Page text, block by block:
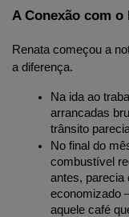
A Conexão com o
Renata começou a
a diferença.
Na ida ao
arrancadas
trânsito
No final do
combustível
antes, parecia
economizado
aquele café